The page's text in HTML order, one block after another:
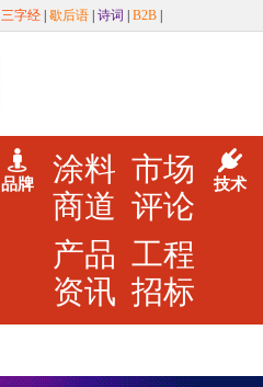
三字经 歇后语 诗词 B2B
品牌
涂料
商道
市场
评论
产品
资讯
工程
招标
技术